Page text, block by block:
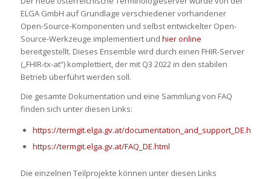
ELGA GmbH auf Grundlage verschiedener vorhandener
Open-Source-Komponenten und selbst entwickelter Open-
Source-Werkzeuge implementiert und hier online
bereitgestellt. Dieses Ensemble wird durch einen FHIR-Server
(„FHIR-tx-at“) komplettiert, der mit Q3 2022 in den stabilen
Betrieb überführt werden soll.
Die gesamte Dokumentation und eine Sammlung von FAQ
finden sich unter diesen Links:
https://termgit.elga.gv.at/documentation_and_support_DE.html
https://termgit.elga.gv.at/FAQ_DE.html
Die einzelnen Teilprojekte können unter diesen Links